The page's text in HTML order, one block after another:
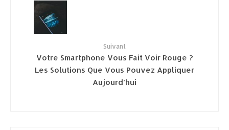
Suivant
Votre Smartphone Vous Fait Voir Rouge ?
Les Solutions Que Vous Pouvez Appliquer
Aujourd’hui